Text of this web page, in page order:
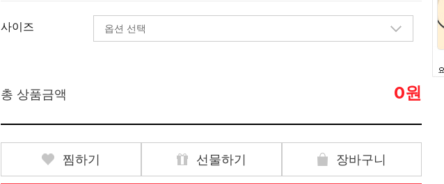
사이즈
총 상품금액 0원
찜하기 선물하기 장바구니